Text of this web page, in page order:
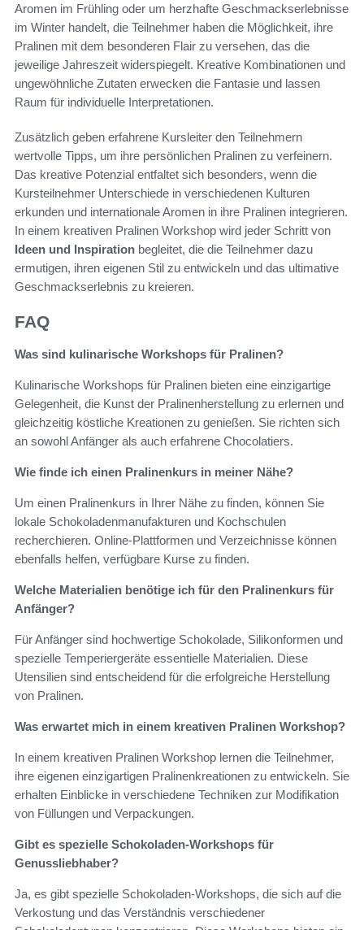
Aromen im Frühling oder um herzhafte Geschmackserlebnisse
im Winter handelt, die Teilnehmer haben die Möglichkeit, ihre
Pralinen mit dem besonderen Flair zu versehen, das die
jeweilige Jahreszeit widerspiegelt. Kreative Kombinationen und
ungewöhnliche Zutaten erwecken die Fantasie und lassen
Raum für individuelle Interpretationen.
Zusätzlich geben erfahrene Kursleiter den Teilnehmern
wertvolle Tipps, um ihre persönlichen Pralinen zu verfeinern.
Das kreative Potenzial entfaltet sich besonders, wenn die
Kursteilnehmer Unterschiede in verschiedenen Kulturen
erkunden und internationale Aromen in ihre Pralinen integrieren.
In einem kreativen Pralinen Workshop wird jeder Schritt von
Ideen und Inspiration begleitet, die die Teilnehmer dazu
ermutigen, ihren eigenen Stil zu entwickeln und das ultimative
Geschmackserlebnis zu kreieren.
FAQ
Was sind kulinarische Workshops für Pralinen?
Kulinarische Workshops für Pralinen bieten eine einzigartige
Gelegenheit, die Kunst der Pralinenherstellung zu erlernen und
gleichzeitig köstliche Kreationen zu genießen. Sie richten sich
an sowohl Anfänger als auch erfahrene Chocolatiers.
Wie finde ich einen Pralinenkurs in meiner Nähe?
Um einen Pralinenkurs in Ihrer Nähe zu finden, können Sie
lokale Schokoladenmanufakturen und Kochschulen
recherchieren. Online-Plattformen und Verzeichnisse können
ebenfalls helfen, verfügbare Kurse zu finden.
Welche Materialien benötige ich für den Pralinenkurs für
Anfänger?
Für Anfänger sind hochwertige Schokolade, Silikonformen und
spezielle Temperiergeräte essentielle Materialien. Diese
Utensilien sind entscheidend für die erfolgreiche Herstellung
von Pralinen.
Was erwartet mich in einem kreativen Pralinen Workshop?
In einem kreativen Pralinen Workshop lernen die Teilnehmer,
ihre eigenen einzigartigen Pralinenkreationen zu entwickeln. Sie
erhalten Einblicke in verschiedene Techniken zur Modifikation
von Füllungen und Verpackungen.
Gibt es spezielle Schokoladen-Workshops für
Genussliebhaber?
Ja, es gibt spezielle Schokoladen-Workshops, die sich auf die
Verkostung und das Verständnis verschiedener